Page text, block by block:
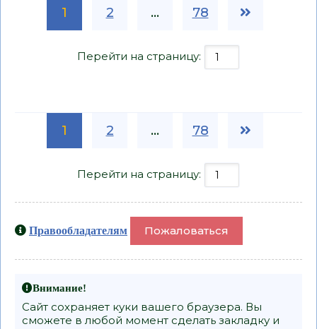
1 2 ... 78
Перейти на страницу:
1 2 ... 78
Перейти на страницу:
Правообладателям Пожаловаться
Внимание!
Сайт сохраняет куки вашего браузера. Вы
сможете в любой момент сделать закладку и